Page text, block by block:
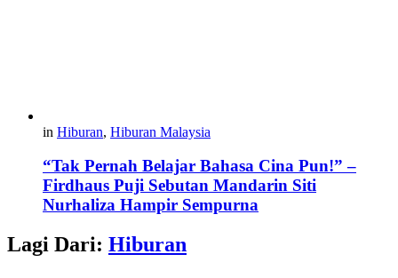
in Hiburan, Hiburan Malaysia
“Tak Pernah Belajar Bahasa Cina Pun!” –
Firdhaus Puji Sebutan Mandarin Siti
Nurhaliza Hampir Sempurna
Lagi Dari: Hiburan